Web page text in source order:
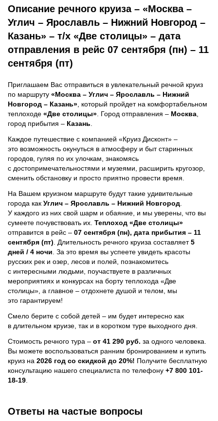
Описание речного круиза – «Москва –
Углич – Ярославль – Нижний Новгород –
Казань» – т/х «Две столицы» – дата
отправления в рейс 07 сентября (пн) – 11
сентября (пт)
Приглашаем Вас отправиться в увлекательный речной круиз
по маршруту «Москва – Углич – Ярославль – Нижний
Новгород – Казань» , который пройдет на комфортабельном
теплоходе «Две столицы» . Город отправления – Москва
город прибытия – Казань
Каждое путешествие с компанией «Круиз Дисконт» –
это возможность окунуться в атмосферу и быт старинных
городов, гуляя по их улочкам, знакомясь
с достопримечательностями и музеями, расширить кругозор,
сменить обстановку и просто приятно провести время.
На Вашем круизном маршруте будут такие удивительные
города как Углич – Ярославль – Нижний Новгород
У каждого из них свой шарм и обаяние, и мы уверены, что вы
сумеете почувствовать их. Теплоход «Две столицы»
отправится в рейс – 07 сентября (пн), дата прибытия – 11
сентября (пт) . Длительность речного круиза составляет5
дней / 4 ночи За это время вы успеете увидеть красоты
русских рек и озер, лесов и полей, познакомитесь
с интересными людьми, поучаствуете в различных
мероприятиях и конкурсах на борту теплохода «Две
столицы», а главное – отдохнете душой и телом, мы
это гарантируем!
Смело берите с собой детей – им будет интересно как
в длительном круизе, так и в коротком туре выходного дня.
Стоимость речного тура – от 41 290 руб. за одного человека.
Вы можете воспользоваться ранним бронированием и купить
круиз на 2026 год со скидкой до 20%! Получите бесплатную
консультацию нашего специалиста по телефону +7 800 101-
18-19
Ответы на частые вопросы